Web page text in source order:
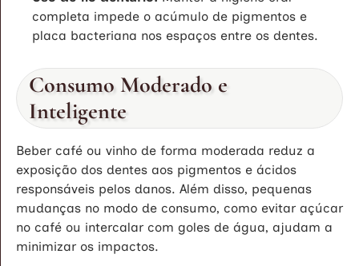
completa impede o acúmulo de pigmentos e
placa bacteriana nos espaços entre os dentes.
Consumo Moderado e
Inteligente
Beber café ou vinho de forma moderada reduz a
exposição dos dentes aos pigmentos e ácidos
responsáveis pelos danos. Além disso, pequenas
mudanças no modo de consumo, como evitar açúcar
no café ou intercalar com goles de água, ajudam a
minimizar os impactos.